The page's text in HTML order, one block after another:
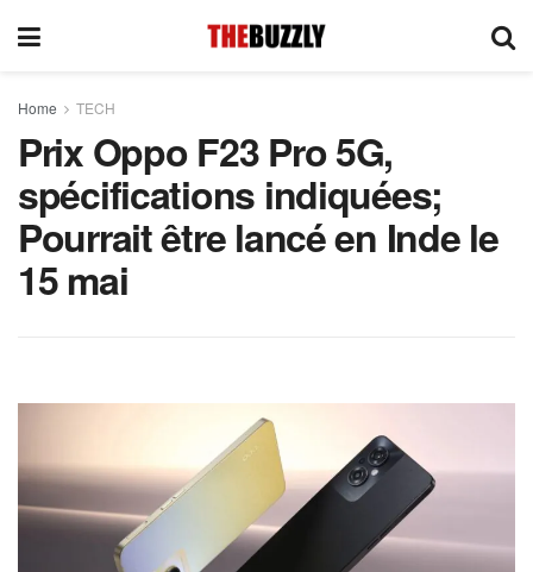
Home TECH
Prix ​​​​Oppo F23 Pro 5G,
spécifications indiquées;
Pourrait être lancé en Inde le
15 mai